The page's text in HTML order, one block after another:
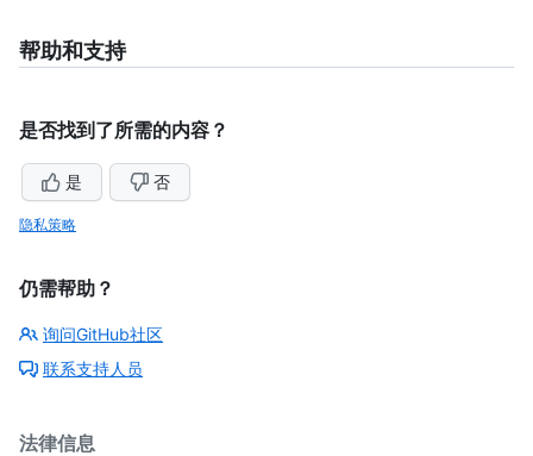
帮助和支持
是否找到了所需的内容？
是 否
隐私策略
仍需帮助？
询问GitHub社区
联系支持人员
法律信息